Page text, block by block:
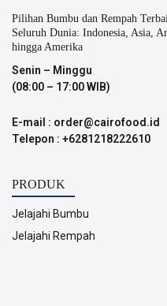
Pilihan Bumbu dan Rempah
Seluruh Dunia: Indonesia, Asia,
hingga Amerika
Senin – Minggu
(08:00 – 17:00 WIB)
E-mail : order@cairofood.id
Telepon : +6281218222610
PRODUK
Jelajahi Bumbu
Jelajahi Rempah